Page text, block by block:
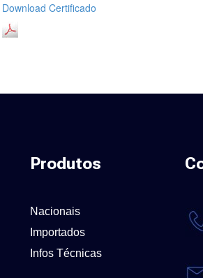
Download Certificado
Produtos
Nacionais
Importados
Infos Técnicas